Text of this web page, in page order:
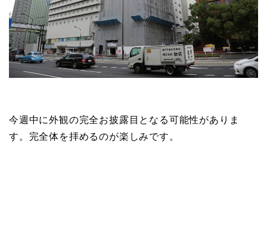
今週中に外観の完全お披露目となる可能性がありま
す。完全体を拝めるのが楽しみです。